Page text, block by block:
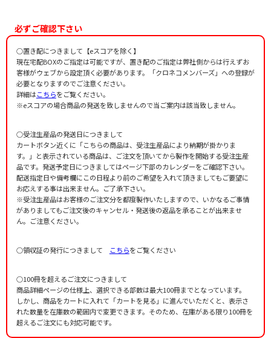
作詞者：わらべうた
必ずご確認下さい
○置き配につきまして【eスコアを除く】
現在宅配BOXのご指定は可能ですが、置き配のご指定は弊社側からは行えずお
客様がウェブから設定頂く必要があります。「クロネコメンバーズ」への登録が
必要となりますのでご注意ください。
詳細はこちらをご覧ください。
※eスコアの場合商品の発送を致しませんので当ご案内は該当致しません。
○受注生産品の発送日につきまして
カートボタン近くに「こちらの商品は、受注生産品により納期が掛かりま
す。」と表示されている商品は、ご注文を頂いてから製作を開始する受注生産
品です。発送予定日につきましてはページ下部のカレンダーをご確認下さい。
配送指定日や備考欄にこの日程より前のご希望を入れて頂きましてもご要望に
お応えする事は出来ません。ご了承下さい。
※受注生産品はお客様のご注文分を都度製作いたしますので、いかなるご事情
がありましてもご注文後のキャンセル・発送後の返品を承ることが出来ませ
ん。ご注意ください。
○領収証の発行につきまして こちらをご覧ください
○100冊を超えるご注文につきまして
商品詳細ページの仕様上、選択できる部数は最大100冊までとなっています。
しかし、商品をカートに入れて「カートを見る」に進んでいただくと、表示さ
れた数量を在庫数の範囲内で変更できます。そのため、在庫がある限り100冊を
超えるご注文にも対応可能です。